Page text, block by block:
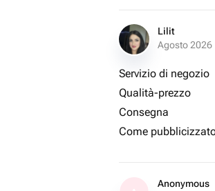
Lilit
Agosto 2026
Servizio di negozio
Qualità-prezzo
Consegna
Come
Anonymous